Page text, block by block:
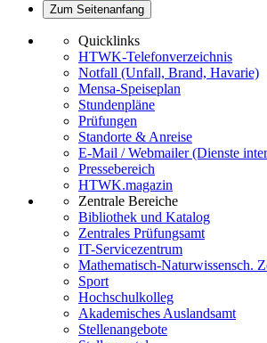
Zum Seitenanfang
Quicklinks
HTWK-Telefonverzeichnis
Notfall (Unfall, Brand, Havarie)
Mensa-Speiseplan
Stundenpläne
Prüfungen
Standorte & Anreise
E-Mail / Webmailer (Dienste
Pressebereich
HTWK.magazin
Zentrale Bereiche
Bibliothek und Katalog
Zentrales Prüfungsamt
IT-Servicezentrum
Mathematisch-Naturwissensch.
Sport
Hochschulkolleg
Akademisches Auslandsamt
Stellenangebote